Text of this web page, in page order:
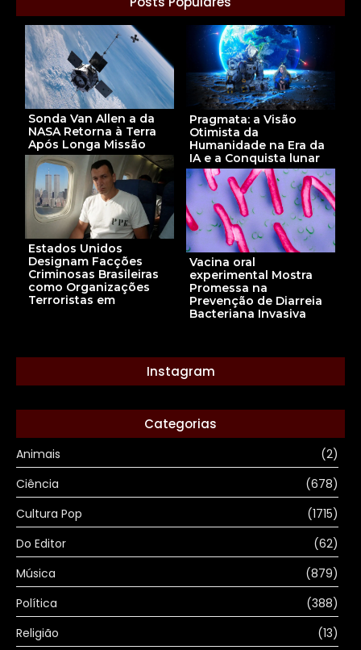
Sonda Van Allen a da
NASA Retorna à Terra
Após Longa Missão
Pragmata: a Visão
Otimista da
Humanidade na Era da
IA e a Conquista lunar
Estados Unidos
Designam Facções
Criminosas Brasileiras
como Organizações
Terroristas em
Vacina oral
experimental Mostra
Promessa na
Prevenção de Diarreia
Bacteriana Invasiva
Instagram
Categorias
Animais
(2)
Ciência
(678)
Cultura Pop
(1715)
Do Editor
(62)
Música
(879)
Política
(388)
Religião
(13)